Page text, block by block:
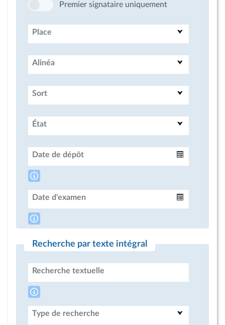
Premier signataire uniquement
Place
Alinéa
Sort
État
Date de dépôt
Date d'examen
Recherche par texte intégral
Recherche textuelle
Type de recherche